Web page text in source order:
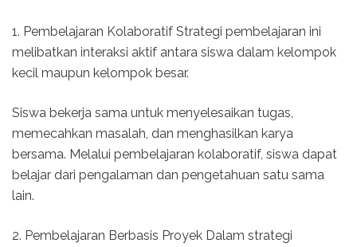
1. Pembelajaran Kolaboratif Strategi pembelajaran ini
melibatkan interaksi aktif antara siswa dalam kelompok
kecil maupun kelompok besar.
Siswa bekerja sama untuk menyelesaikan tugas,
memecahkan masalah, dan menghasilkan karya
bersama. Melalui pembelajaran kolaboratif, siswa dapat
belajar dari pengalaman dan pengetahuan satu sama
lain.
2. Pembelajaran Berbasis Proyek Dalam strategi